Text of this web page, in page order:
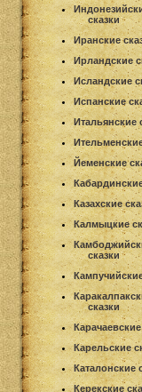
сказки
Иранские
Ирландские
Исландские
Испанские
Итальянские
Йеменские
Казахские
Калмыцкие
сказки
сказки
Карельские
Каталонские
Керекские